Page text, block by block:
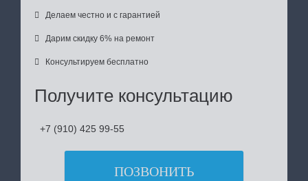
 Делаем честно и с гарантией
 Дарим скидку 6% на ремонт
 Консультируем бесплатно
Получите консультацию
+7 (910) 425 99-55
ПОЗВОНИТЬ